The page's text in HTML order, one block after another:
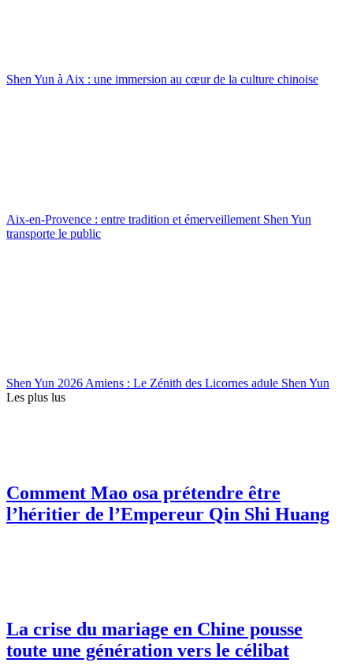
Shen Yun à Aix : une immersion au cœur de la culture chinoise
Aix-en-Provence : entre tradition et émerveillement Shen Yun
transporte le public
Shen Yun 2026 Amiens : Le Zénith des Licornes adule Shen Yun
Les plus lus
Comment Mao osa prétendre être
l’héritier de l’Empereur Qin Shi Huang
La crise du mariage en Chine pousse
toute une génération vers le célibat